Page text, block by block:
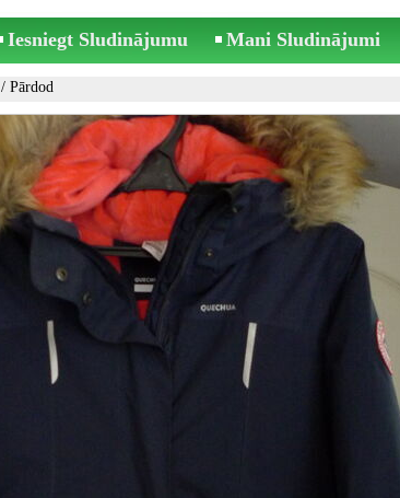
Iesniegt Sludinājumu Mani Sludinājumi
/ Pārdod